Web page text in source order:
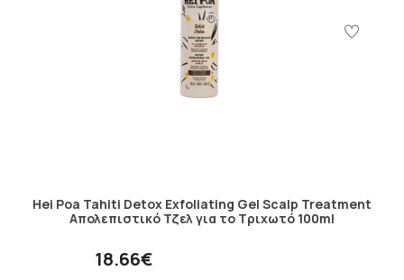
Hei Poa Tahiti Detox Exfoliating Gel Scalp Treatment
Απολεπιστικό Τζελ για το Τριχωτό 100ml
18.66€